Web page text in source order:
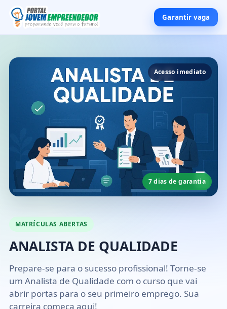
Garantir vaga
MATRÍCULAS ABERTAS
ANALISTA DE QUALIDADE
Prepare-se para o sucesso profissional! Torne-se
um Analista de Qualidade com o curso que vai
abrir portas para o seu primeiro emprego. Sua
carreira começa aqui!
Acesso imediato
7 dias de garantia